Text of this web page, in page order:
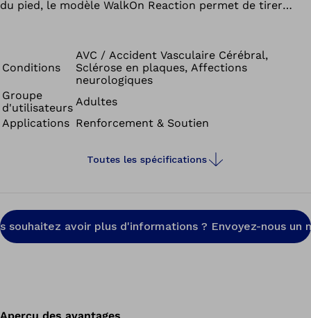
du pied, le modèle WalkOn Reaction permet de tirer
WalkOn Reaction.
Conditions
AVC / Accident Vasculaire Cérébral,
Sclérose en plaques, Affections
neurologiques
Groupe
d'utilisateurs Adultes
Applications Renforcement & Soutien
Toutes les spécifications
souhaitez avoir plus d'informations ? Envoyez-nous un